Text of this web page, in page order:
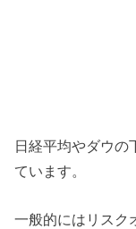
日経平均やダウの
ています。
一般的にはリスク